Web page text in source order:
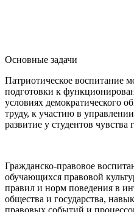
Основные задачи
Патриотическое воспитание
подготовки к
условиях демократического
труду, к участию в
развитие у студентов чувства
Гражданско-правовое
обучающихся правовой
правил и норм поведения в
общества и государства,
правовых событий и